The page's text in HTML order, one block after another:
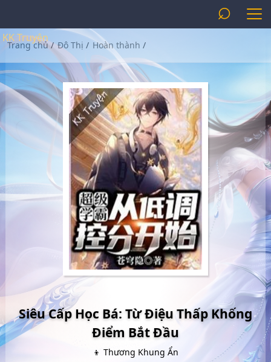
KK Truyện
⌕
Trang chủ/ Đô Thị / Hoàn thành /
Siêu Cấp Học Bá: Từ Điệu Thấp Khống
Điểm Bắt Đầu
👦 Thương Khung Ẩn